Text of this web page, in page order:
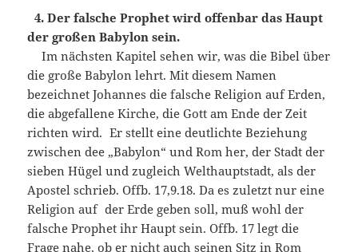
4. Der falsche Prophet wird offenbar das Haupt
der großen Babylon sein.
Im nächsten Kapitel sehen wir, was die Bibel über
die große Babylon lehrt. Mit diesem Namen
bezeichnet Johannes die falsche Religion auf Erden,
die abgefallene Kirche, die Gott am Ende der Zeit
richten wird. Er stellt eine deutlichte Beziehung
zwischen dee „Babylon“ und Rom her, der Stadt der
sieben Hügel und zugleich Welthauptstadt, als der
Apostel schrieb. Offb. 17,9.18. Da es zuletzt nur eine
Religion auf der Erde geben soll, muß wohl der
falsche Prophet ihr Haupt sein. Offb. 17 legt die
Frage nahe, ob er nicht auch seinen Sitz in Rom